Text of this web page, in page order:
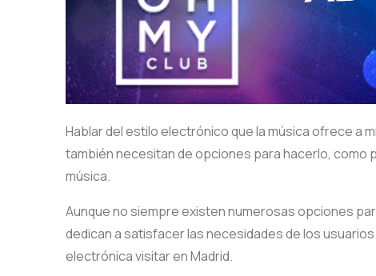
Hablar del estilo electrónico que la música ofrece a
también necesitan de opciones para hacerlo, como
música.
Aunque no siempre existen numerosas opciones
dedican a satisfacer las necesidades de los
electrónica visitar en Madrid.